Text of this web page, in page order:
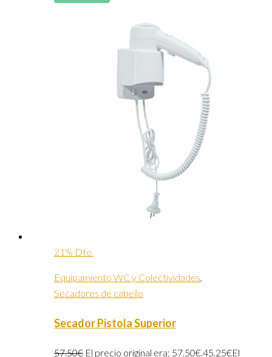
21% Dto.
Equipamiento WC y Colectividades
Secadores de cabello
Secador Pistola Superior
57.50€ El precio original era: 57.50€.45.25€El